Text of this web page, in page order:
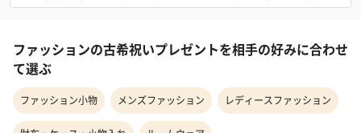
ファッションの古希祝いプレゼントを相手の好みに合わせ
て選ぶ
ファッション小物 メンズファッション レディースファッション